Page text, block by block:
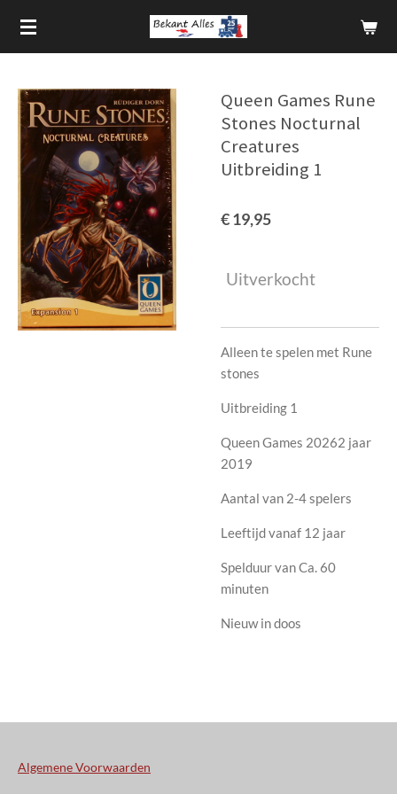
Ga
direct
hoofdinhoud
Queen Games Rune
Stones Nocturnal
Creatures
Uitbreiding 1
€ 19,95
Uitverkocht
Alleen te spelen met Rune
stones
Uitbreiding 1
Queen Games 20262 jaar
2019
Aantal van 2-4 spelers
Leeftijd vanaf 12 jaar
Spelduur van Ca. 60
minuten
Nieuw in doos
Algemene Voorwaarden